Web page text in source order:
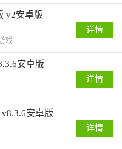
v2安卓版
戏
详情
安卓版
详情
安卓版
详情